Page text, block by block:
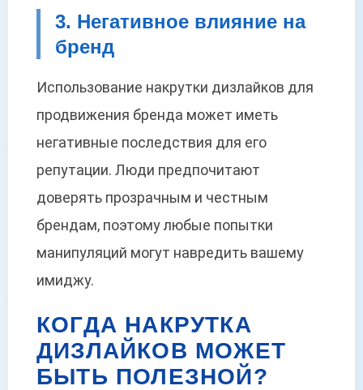
3. Негативное влияние на
бренд
Использование накрутки дизлайков для
продвижения бренда может иметь
негативные последствия для его
репутации. Люди предпочитают
доверять прозрачным и честным
брендам, поэтому любые попытки
манипуляций могут навредить вашему
имиджу.
КОГДА НАКРУТКА
ДИЗЛАЙКОВ МОЖЕТ
БЫТЬ ПОЛЕЗНОЙ?